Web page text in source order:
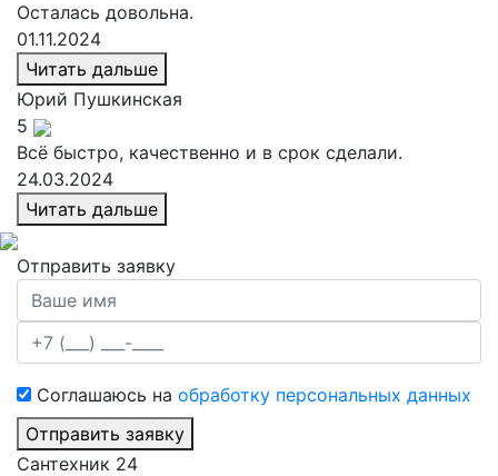
Осталась довольна.
01.11.2024
Читать дальше
Юрий Пушкинская
5
Всё быстро, качественно и в срок сделали.
24.03.2024
Читать дальше
Отправить заявку
Соглашаюсь на обработку персональных данных
Отправить заявку
Сантехник 24